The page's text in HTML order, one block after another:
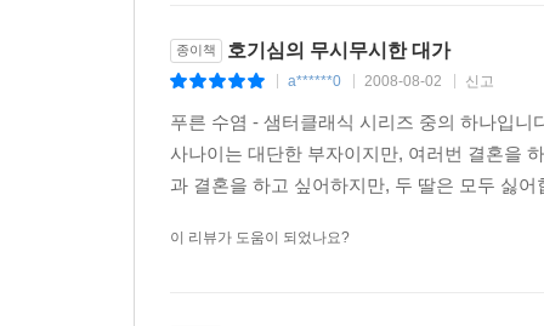
종이책 호기심의 무시무시한 대가
a******0 2008-08-02 신고
푸른 수염 - 샘터클래식 시리즈 중의 하나입
사나이는 대단한 부자이지만, 여러번 결혼을
과 결혼을 하고 싶어하지만, 두 딸은 모두 싫
이 리뷰가 도움이 되었나요?